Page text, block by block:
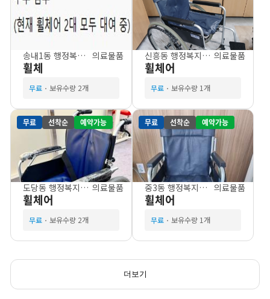
송내1동 행정복지센터 의료물품
휠체
무료 보유수량 2개
신흥동 행정복지센터 의료물품
휠체어
무료 보유수량 1개
무료 선착순 예약가능
도당동 행정복지센터 의료물품
휠체어
무료 보유수량 2개
무료 선착순 예약가능
중3동 행정복지센터 의료물품
휠체어
무료 보유수량 1개
더보기